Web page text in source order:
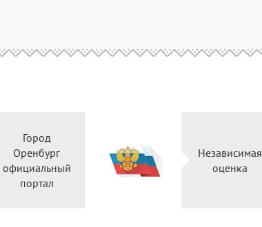
Город
Оренбург
официальный
портал
Независимая
оценка